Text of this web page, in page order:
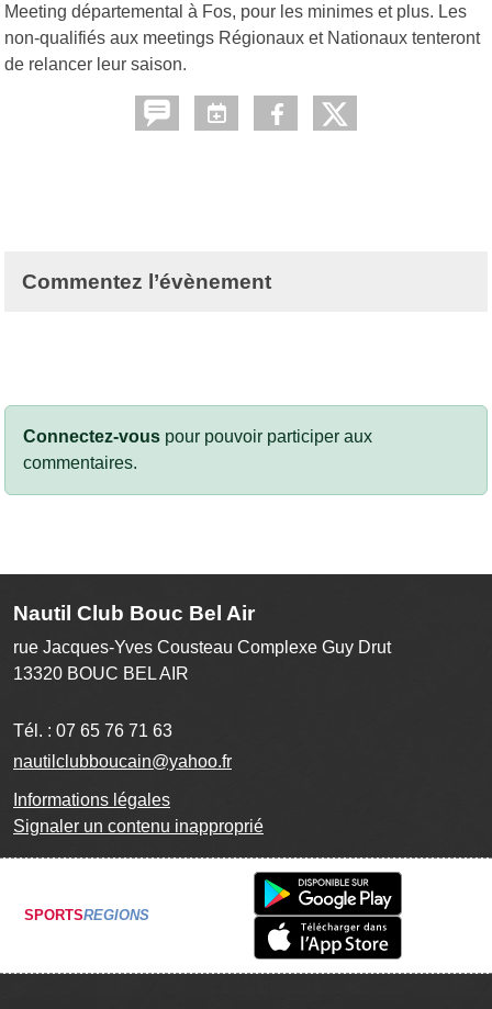
Meeting départemental à Fos, pour les minimes et plus. Les
non-qualifiés aux meetings Régionaux et Nationaux tenteront
de relancer leur saison.
Commentez l’évènement
Connectez-vous pour pouvoir participer aux
commentaires.
Nautil Club Bouc Bel Air
rue Jacques-Yves Cousteau Complexe Guy Drut
13320 BOUC BEL AIR
Tél. : 07 65 76 71 63
nautilclubboucain@yahoo.fr
Informations légales
Signaler un contenu inapproprié
SPORTSREGIONS